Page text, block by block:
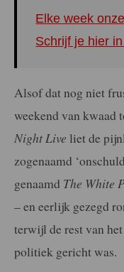
Elke week
Schrijf je hier
Alsof dat nog niet
weekend van kwaad
Night Live liet de
zogenaamd
genaamd The White
– en eerlijk gezegd
terwijl de rest van
politiek gericht was.